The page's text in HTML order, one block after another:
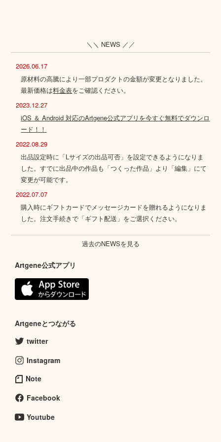
＼＼ NEWS ／／
2026.06.17
原材料の高騰により一部プロダクトの金額が変更となりました。
最新価格は料金表をご確認ください。
2023.12.27
iOS ＆ Android 対応のArtgene公式アプリを今すぐ無料でダウンロ
ード！！
2022.08.29
出品設定時に「Lサイズの出品可否」を設定できるようになりま
した。すでに出品中の作品も「つくった作品」より「編集」にて
変更が可能です。
2022.07.07
購入時にギフトカードでメッセージカードを贈れるようになりま
した。注文手続きで「ギフト配送」をご選択ください。
過去のNEWSを見る
Artgene公式アプリ
Artgeneとつながる
twitter
Instagram
Note
Facebook
Youtube